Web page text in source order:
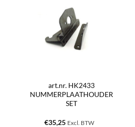
art.nr. HK2433
NUMMERPLAATHOUDER
SET
€35,25 Excl. BTW